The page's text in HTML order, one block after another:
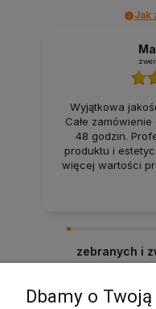
Jak
Wyjątkowa
Całe
48 godzin.
produktu i
więcej wartości
dania, które
zebranych i
Dbamy o